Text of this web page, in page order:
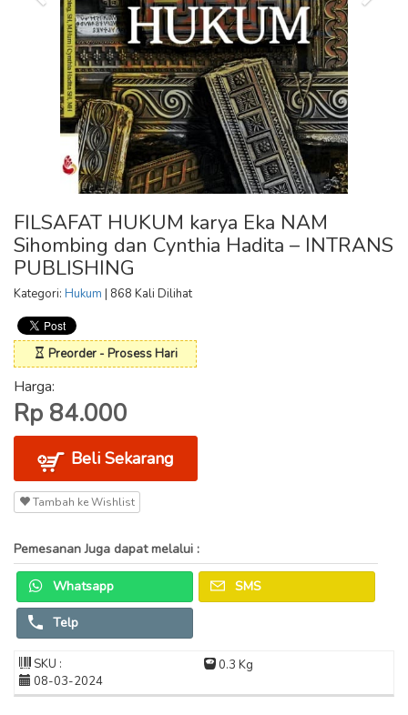
FILSAFAT HUKUM karya Eka NAM
Sihombing dan Cynthia Hadita – INTRANS
PUBLISHING
Kategori: Hukum | 868 Kali Dilihat
Preorder - Prosess Hari
Harga:
Rp 84.000
Beli Sekarang
Tambah ke Wishlist
Pemesanan Juga dapat melalui :
Whatsapp SMS
Telp
SKU :
0.3 Kg
08-03-2024